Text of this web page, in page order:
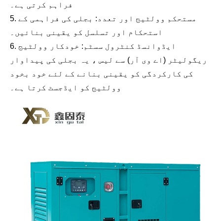
فراہم کرتی ہے۔
5. مستحکم وولٹیج اور تعدد: بجلی کی فراہمی کے
استحکام اور تسلسل کو یقینی بنائیں۔
6. ایڈوانسڈ کنٹرول سسٹم: خودکار وولٹیج
ریگولیٹر (اے وی آر) سے لیس ، یہ بجلی کی پیداوار
کی کارکردگی کو یقینی بنانے کے لئے خود بخود
وولٹیج کو ایڈجسٹ کرتا ہے۔